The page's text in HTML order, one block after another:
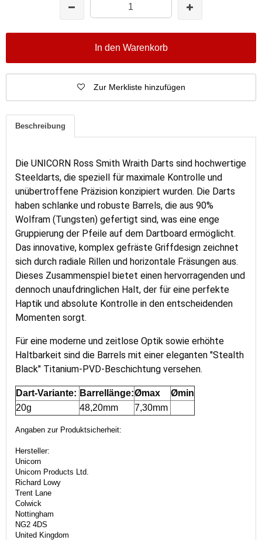
In den Warenkorb
Zur Merkliste hinzufügen
Beschreibung
Die UNICORN Ross Smith Wraith Darts sind hochwertige
Steeldarts, die speziell für maximale Kontrolle und
unübertroffene Präzision konzipiert wurden. Die Darts
haben schlanke und robuste Barrels, die aus 90%
Wolfram (Tungsten) gefertigt sind, was eine enge
Gruppierung der Pfeile auf dem Dartboard ermöglicht.
Das innovative, komplex gefräste Griffdesign zeichnet
sich durch radiale Rillen und horizontale Fräsungen aus.
Dieses Zusammenspiel bietet einen hervorragenden und
dennoch unaufdringlichen Halt, der für eine perfekte
Haptik und absolute Kontrolle in den entscheidenden
Momenten sorgt.
Für eine moderne und zeitlose Optik sowie erhöhte
Haltbarkeit sind die Barrels mit einer eleganten "Stealth
Black" Titanium-PVD-Beschichtung versehen.
Dart-Variante: Barrellänge:Ømax
Ømin
20g
48,20mm 7,30mm
Angaben zur Produktsicherheit:
Hersteller:
Unicorn
Unicorn Products Ltd.
Richard Lowy
Trent Lane
Colwick
Nottingham
NG2 4DS
United Kingdom